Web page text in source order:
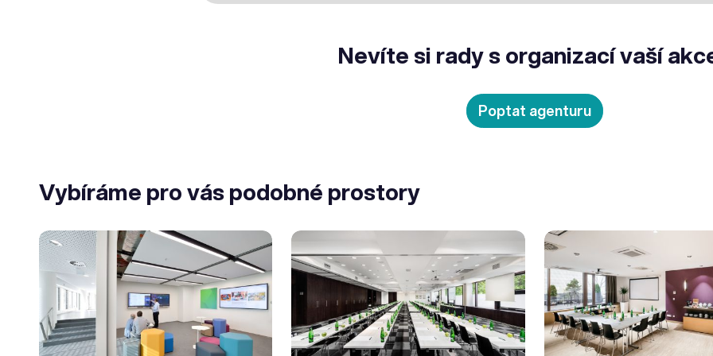
Nevíte si rady s organizací vaší
Poptat agenturu
Vybíráme pro vás podobné prostory